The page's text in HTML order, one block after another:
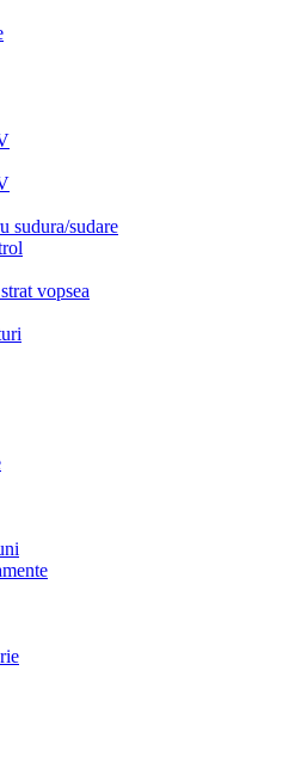
sudura/sudare
vopsea